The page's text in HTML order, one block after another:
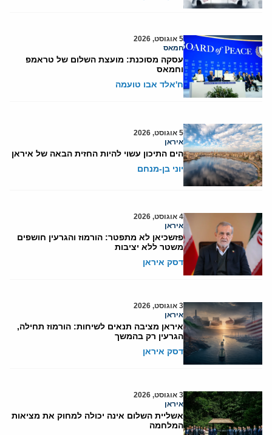
5 אוגוסט, 2026
חמאס
עסקה מסוכנת: מועצת השלום של טראמפ
וחמאס
ח'אלד אבו טועמה
5 אוגוסט, 2026
איראן
הים התיכון עשוי להיות החזית הבאה של איראן
יוני בן-מנחם
4 אוגוסט, 2026
איראן
פזשכיאן לא מתפטר: הורמוז והגרעין חושפים
משטר ללא יציבות
דסק איראן
3 אוגוסט, 2026
איראן
איראן מציבה תנאים לשיחות: הורמוז תחילה,
הגרעין רק בהמשך
דסק איראן
3 אוגוסט, 2026
איראן
אשליית השלום אינה יכולה למחוק את מציאות
המלחמה